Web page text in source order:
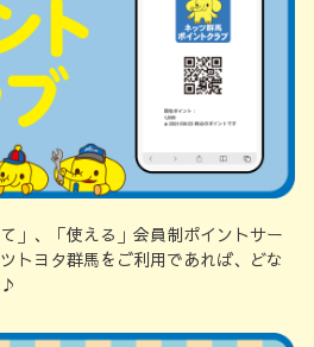
」、「使える」会員制ポイントサー
トヨタ群馬をご利用であれば、どな